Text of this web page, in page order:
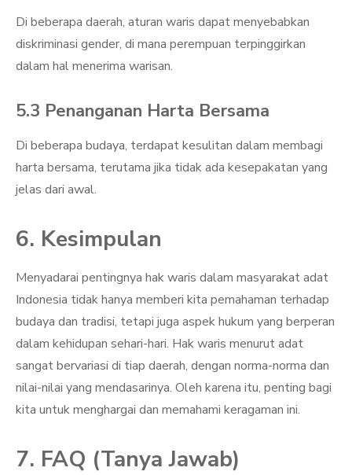
Di beberapa daerah, aturan waris dapat menyebabkan
diskriminasi gender, di mana perempuan terpinggirkan
dalam hal menerima warisan.
5.3 Penanganan Harta Bersama
Di beberapa budaya, terdapat kesulitan dalam membagi
harta bersama, terutama jika tidak ada kesepakatan yang
jelas dari awal.
6. Kesimpulan
Menyadarai pentingnya hak waris dalam masyarakat adat
Indonesia tidak hanya memberi kita pemahaman terhadap
budaya dan tradisi, tetapi juga aspek hukum yang berperan
dalam kehidupan sehari-hari. Hak waris menurut adat
sangat bervariasi di tiap daerah, dengan norma-norma dan
nilai-nilai yang mendasarinya. Oleh karena itu, penting bagi
kita untuk menghargai dan memahami keragaman ini.
7. FAQ (Tanya Jawab)